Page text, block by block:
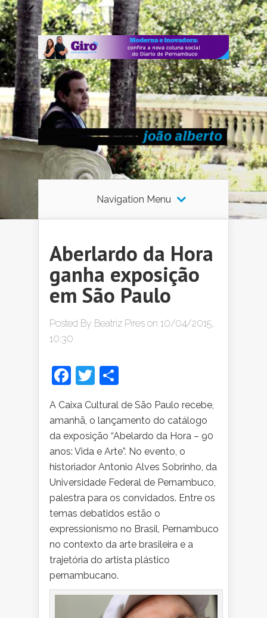
Navigation Menu
Aberlardo da Hora
ganha exposição
em São Paulo
Posted By Beatriz Pires on 10/04/2015,
10:30
Facebook
Twitter
A Caixa Cultural de São Paulo recebe,
amanhã, o lançamento do catálogo
da exposição “Abelardo da Hora – 90
anos: Vida e Arte”. No evento, o
historiador Antonio Alves Sobrinho, da
Universidade Federal de Pernambuco,
palestra para os convidados. Entre os
temas debatidos estão o
expressionismo no Brasil, Pernambuco
no contexto da arte brasileira e a
trajetória do artista plástico
pernambucano.